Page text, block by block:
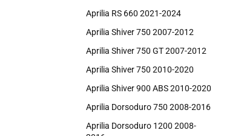
Aprilia RS 660 2021-2024
Aprilia Shiver 750 2007-2012
Aprilia Shiver 750 GT 2007-2012
Aprilia Shiver 750 2010-2020
Aprilia Shiver 900 ABS 2010-2020
Aprilia Dorsoduro 750 2008-2016
Aprilia Dorsoduro 1200 2008-